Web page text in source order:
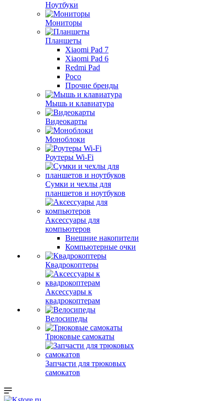
Ноутбуки
Мониторы
Планшеты
Xiaomi Pad 7
Xiaomi Pad 6
Redmi Pad
Poco
Прочие бренды
Мышь и клавиатура
Видеокарты
Моноблоки
Роутеры Wi-Fi
Сумки и чехлы для
планшетов и ноутбуков
Аксессуары для
компьютеров
Внешние накопители
Компьютерные очки
Квадрокоптеры
Аксессуары к
квадрокоптерам
Велосипеды
Трюковые самокаты
Запчасти для трюковых
самокатов